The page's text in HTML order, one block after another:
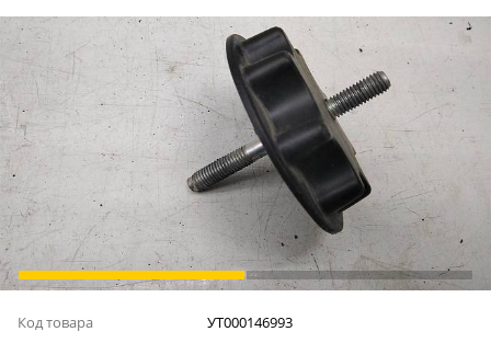
Код товара
УТ000146993